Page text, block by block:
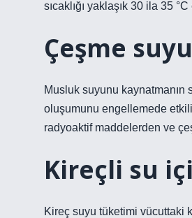
sıcaklığı yaklaşık 30 ila 35
Çeşme
Musluk suyunu
oluşumunu engellemede etkili
radyoaktif maddelerden ve
Kireçli su
Kireç suyu tüketimi vücuttaki